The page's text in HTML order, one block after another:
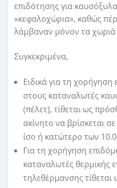
επιδότησης για
«κεφαλοχώρια», καθώς
λάμβαναν μόνον τα χωριά
Συγκεκριμένα,
Ειδικά για τη
στους καταναλωτές
(πέλετ), τίθεται ως
ακίνητο να βρίσκεται
ίσο ή κατώτερο των
Για τη χορήγηση
καταναλωτές θερμικής
τηλεθέρμανσης